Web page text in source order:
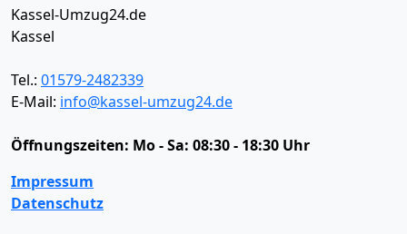
Kassel-Umzug24.de
Kassel
Tel.: 01579-2482339
E-Mail: info@kassel-umzug24.de
Öffnungszeiten: Mo - Sa: 08:30 - 18:30 Uhr
Impressum
Datenschutz